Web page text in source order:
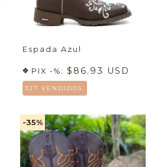
Espada Azul
PIX -%: $86.93 USD
327 VENDIDOS.
-35%